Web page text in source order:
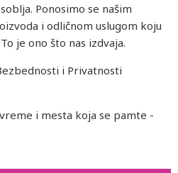
Ponosimo se našim
i odličnom uslugom koju
je ono što nas izdvaja.
i Privatnosti
i mesta koja se pamte -